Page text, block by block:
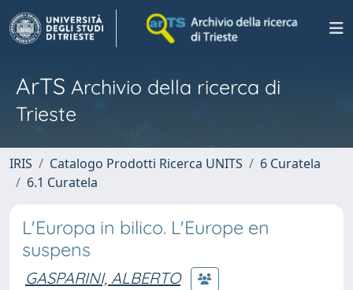
ArTS Archivio della ricerca di
Trieste
IRIS Catalogo Prodotti Ricerca UNITS
6 Curatela
6.1 Curatela
L'Europa in bilico. L'Europe en
suspens
GASPARINI, ALBERTO